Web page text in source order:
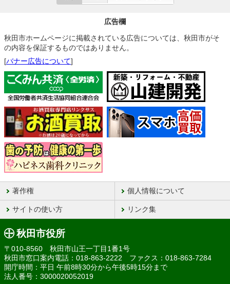
広告欄
秋田市ホームページに掲載されている広告については、秋田市がそ
の内容を保証するものではありません。
[バナー広告について]
著作権 個人情報について
サイトの使い方 リンク集
秋田市役所
〒010-8560 秋田市山王一丁目1番1号
秋田市窓口案内電話：018-863-2222 ファクス：018-863-7284
開庁時間：平日 午前8時30分から午後5時15分まで
法人番号：3000020052019